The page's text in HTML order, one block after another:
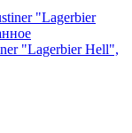
"Lagerbier Hell",